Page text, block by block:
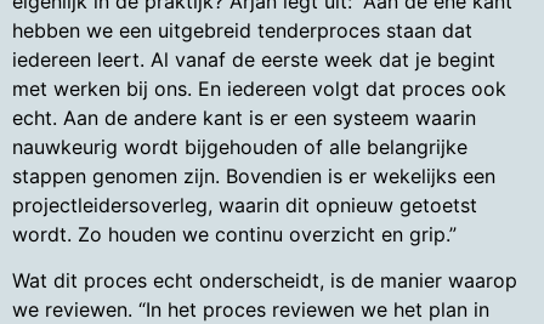
hebben we een uitgebreid tenderproces staan dat
iedereen leert. Al vanaf de eerste week dat je begint
met werken bij ons. En iedereen volgt dat proces ook
echt. Aan de andere kant is er een systeem waarin
nauwkeurig wordt bijgehouden of alle belangrijke
stappen genomen zijn. Bovendien is er wekelijks een
projectleidersoverleg, waarin dit opnieuw getoetst
wordt. Zo houden we continu overzicht en grip.”
Wat dit proces echt onderscheidt, is de manier waarop
we reviewen. “In het proces reviewen we het plan in